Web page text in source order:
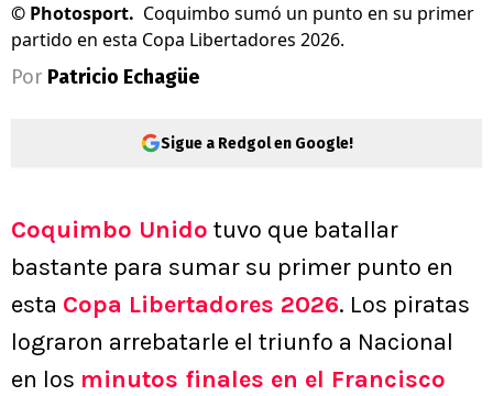
© Photosport. Coquimbo sumó un punto en su primer
partido en esta Copa Libertadores 2026.
Por Patricio Echagüe
Sigue a Redgol en Google!
Coquimbo Unido tuvo que batallar
bastante para sumar su primer punto en
esta Copa Libertadores 2026. Los piratas
lograron arrebatarle el triunfo a Nacional
en los minutos finales en el Francisco